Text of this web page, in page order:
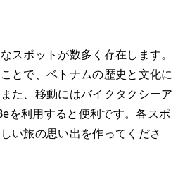
スポットが数多く存在します。
とで、ベトナムの歴史と文化に
た、移動にはバイクタクシーア
を利用すると便利です。各スポ
い旅の思い出を作ってくださ